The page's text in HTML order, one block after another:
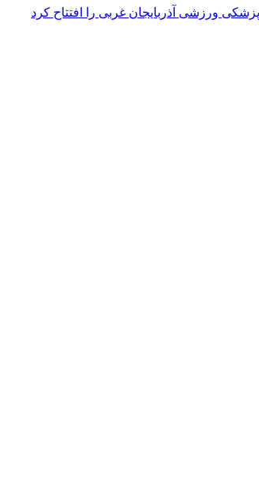
ورزشی آذربایجان غربی را افتتاح کرد